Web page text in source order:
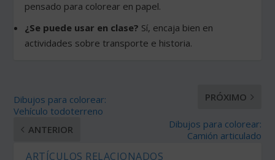
pensado para colorear en papel.
¿Se puede usar en clase? Sí, encaja bien en
actividades sobre transporte e historia.
Dibujos para colorear:
Vehículo todoterreno
ANTERIOR
PRÓXIMO
Dibujos para colorear:
Camión articulado
ARTÍCULOS RELACIONADOS